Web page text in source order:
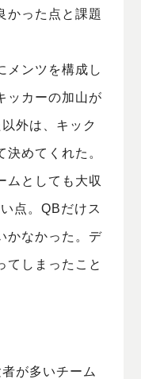
かった点と課題
メンツを構成し
ッカーの加山が
外は、キック
めてくれた。
ムとしても大収
点。QBだけス
かなかった。デ
てしまったこと
が多いチーム